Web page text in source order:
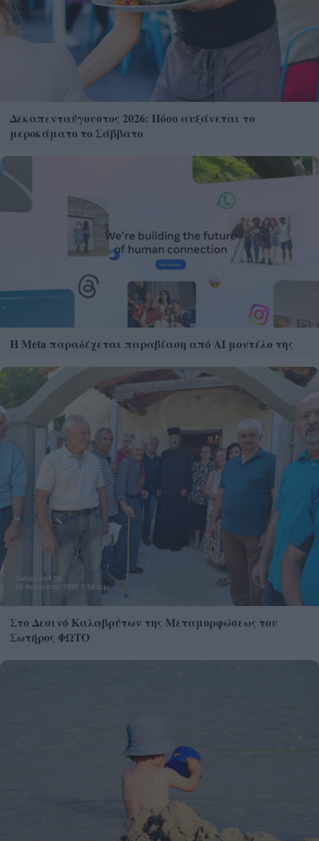
Δεκαπενταύγουστος 2026: Πόσο αυξάνεται το
μεροκάματο το Σάββατο
Η Meta παραδέχεται παραβίαση από AI μοντέλο της
Στο Δεσινό Καλαβρύτων της Μεταμορφώσεως του
Σωτήρος ΦΩΤΟ